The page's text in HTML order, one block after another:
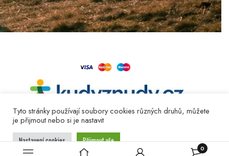
0
Copyright © 2022, Profesionalnivideo.cz
Tyto stránky používají soubory cookies různých druhů, můžete
je přijmout nebo si je nastavit
Nastavení cookies Přijmout vše